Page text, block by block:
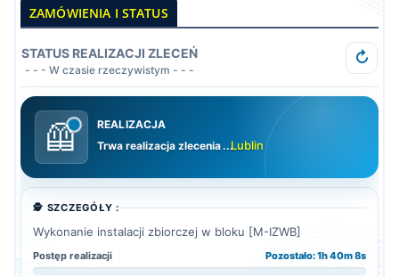
ZAMÓWIENIA I STATUS
STATUS REALIZACJI ZLECEŃ
- - - W czasie rzeczywistym - - -
↻
🦺
REALIZACJA
Trwa realizacja zlecenia ..Lublin
🕵️ SZCZEGÓŁY :
Wykonanie instalacji zbiorczej w bloku [M-IZWB]
Postęp realizacji Pozostało: 1h 40m 6s